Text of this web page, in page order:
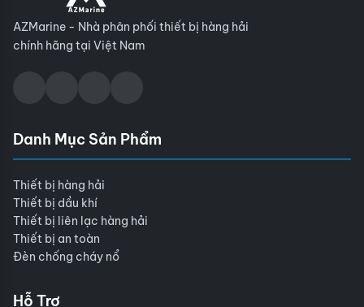
AZMarine - Nhà phân phối thiết bị hàng hải
chính hãng tại Việt Nam
Danh Mục Sản Phẩm
Thiết bị hàng hải
Thiết bị dầu khí
Thiết bị liên lạc hàng hải
Thiết bị an toàn
Đèn chống cháy nổ
Hỗ Trợ